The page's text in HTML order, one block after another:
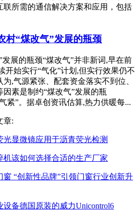
联所需的通信解决方案和应用，包括
村“煤改气”发展的瓶颈
发展的瓶颈“煤改气”并非新词,早在前
开始实行“气化”计划,但实行效果仍不
,气源紧张、配套资金落实不到位、
素是制约“煤改气”发展的瓶
”。据卓创资讯估算,热力供暖每...
章:
光显微镜应用于沥青荧光检测
机该如何选择合适的生产厂家
窗 “创新性品牌”引领门窗行业创新升
备德国原装的威力Unicontrol6